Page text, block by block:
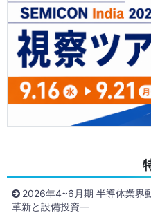
2026年4~6月期 半導体業界
革新と設備投資―